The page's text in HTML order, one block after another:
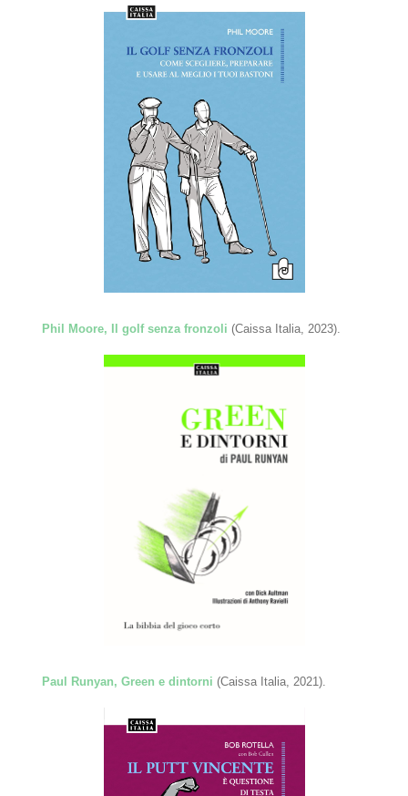
Phil Moore, Il golf senza fronzoli(Caissa Italia, 2023).
Paul Runyan, Green e dintorni (Caissa Italia, 2021).